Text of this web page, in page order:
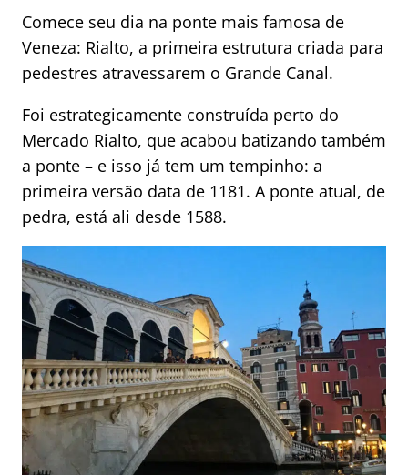
Comece seu dia na ponte mais famosa de
Veneza: Rialto, a primeira estrutura criada para
pedestres atravessarem o Grande Canal.
Foi estrategicamente construída perto do
Mercado Rialto, que acabou batizando também
a ponte – e isso já tem um tempinho: a
primeira versão data de 1181. A ponte atual, de
pedra, está ali desde 1588.